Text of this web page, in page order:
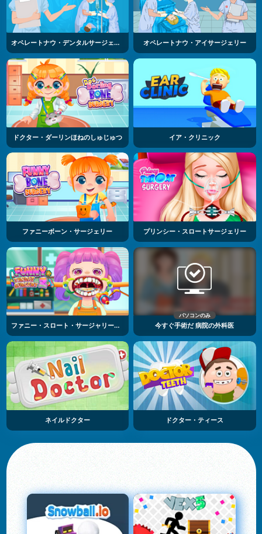
オペレートナウ・デンタルサージェリー オペレートナウ・アイサージェリー
ドクター・ダーリンほねのしゅじゅつ イア・クリニック
ファニーボーン・サージェリー プリンシー・スロートサージェリー
ファニー・スロート・サージャリー・トゥー
パソコンのみ
今すぐ手術だ 病院の外科医
ネイルドクター ドクター・ティース